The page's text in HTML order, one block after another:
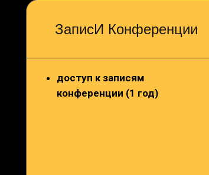
ЗаписИ Конференции
доступ к записям
конференции (1 год)